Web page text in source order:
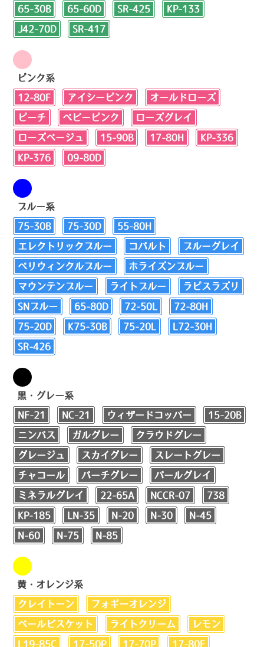
65-30B 65-60D SR-425 KP-133
J42-70D SR-417
ピンク系
12-80F アイシーピンク オールドローズ
ピーチ ベビーピンク ローズグレイ
ローズベージュ 15-90B 17-80H KP-336
KP-376 09-80D
ブルー系
75-30B 75-30D 55-80H
エレクトリックブルー コバルト ブルーグレイ
ペリウィンクルブルー ホライズンブルー
マウンテンブルー ライトブルー ラピスラズリ
SNブルー 65-80D 72-50L 72-80H
75-20D K75-30B 75-20L L72-30H
SR-426
黒・グレー系
NF-21 NC-21 ウィザードコッパー 15-20B
ニンバス ガルグレー クラウドグレー
グレージュ スカイグレー スレートグレー
チャコール バーチグレー パールグレイ
ミネラルグレイ 22-65A NCCR-07 738
KP-185 LN-35 N-20 N-30 N-45
N-60 N-75 N-85
黄・オレンジ系
クレイトーン フォギーオレンジ
ペールビスケット ライトクリーム レモン
L19-85C 17-50P 17-70P 17-80F